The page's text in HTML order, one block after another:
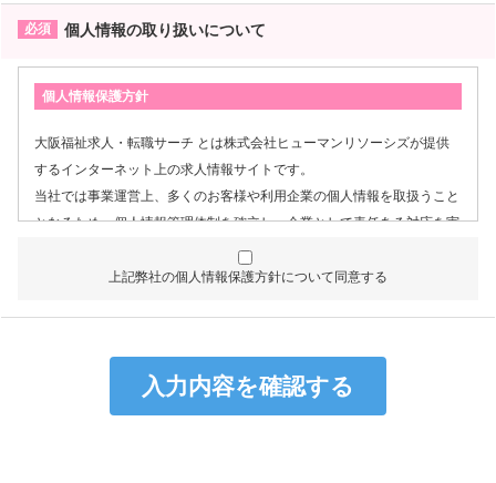
個人情報の取り扱いについて
個人情報保護方針
大阪福祉求人・転職サーチ とは株式会社ヒューマンリソーシズが提供
するインターネット上の求人情報サイトです。
当社では事業運営上、多くのお客様や利用企業の個人情報を取扱うこと
となるため、個人情報管理体制を確立し、企業として責任ある対応を実
個人情報は、本人の同意なく第三者に提供しません。
上記弊社の個人情報保護方針について同意する